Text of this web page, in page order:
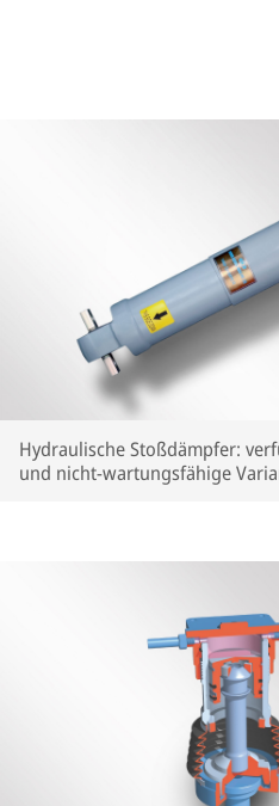
Hydraulische Stoßdämpfer:
und nicht-wartungsfähige